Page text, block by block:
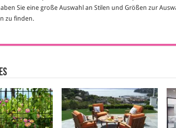
Sie eine große Auswahl an Stilen und Größen zur
zu finden.